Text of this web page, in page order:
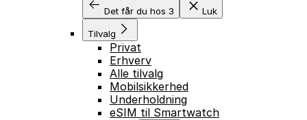
Det får du hos 3 Luk
Tilvalg
Privat
Erhverv
Alle tilvalg
Mobilsikkerhed
Underholdning
eSIM til Smartwatch